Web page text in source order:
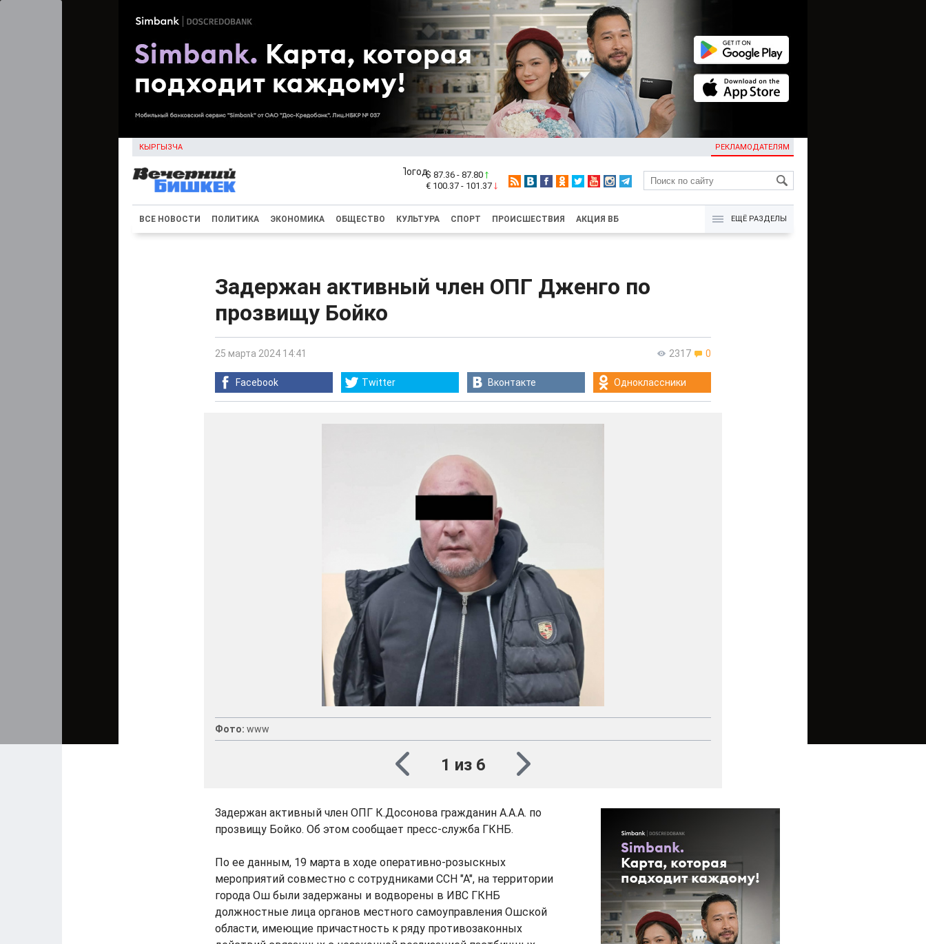
КЫРГЫЗЧА РЕКЛАМОДАТЕЛЯМ
KG
$ 87.36 - 87.80
€ 100.37 - 101.37
ВСЕ НОВОСТИ ПОЛИТИКА ЭКОНОМИКА ОБЩЕСТВО КУЛЬТУРА СПОРТ ПРОИСШЕСТВИЯ АКЦИЯ ВБ ЕЩЁ РАЗДЕЛЫ
Задержан активный член ОПГ Дженго по
прозвищу Бойко
2317 0
25 марта 2024 14:41
Facebook Twitter Вконтакте Одноклассники
Фото: www
1 из 6
Задержан активный член ОПГ К.Досонова гражданин А.А.А. по
прозвищу Бойко. Об этом сообщает пресс-служба ГКНБ.
По ее данным, 19 марта в ходе оперативно-розыскных
мероприятий совместно с сотрудниками ССН "А", на территории
города Ош были задержаны и водворены в ИВС ГКНБ
должностные лица органов местного самоуправления Ошской
области, имеющие причастность к ряду противозаконных